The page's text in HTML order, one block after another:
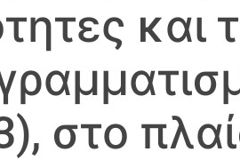
και
στο